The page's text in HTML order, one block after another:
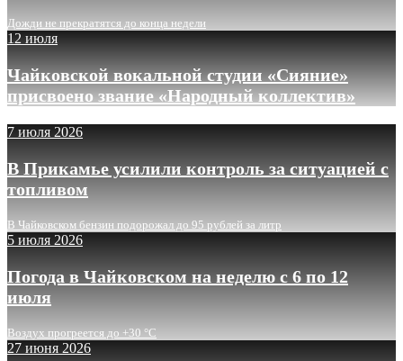
Дожди не прекратятся до конца недели
12 июля
Чайковской вокальной студии «Сияние»
присвоено звание «Народный коллектив»
7 июля 2026
В Прикамье усилили контроль за ситуацией с
топливом
В Чайковском бензин подорожал до 95 рублей за литр
5 июля 2026
Погода в Чайковском на неделю с 6 по 12
июля
Воздух прогреется до +30 °C
27 июня 2026